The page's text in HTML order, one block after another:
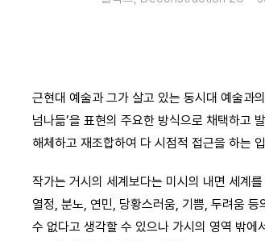
근현대 예술과 그가 살고 있는 동시대 예술과
넘나듦’을 표현의 주요한 방식으로 채택하고
해체하고 재조합하여 다 시점적 접근을 하는
작가는 거시의 세계보다는 미시의 내면 세계
열정, 분노, 연민, 당황스러움, 기쁨, 두려움
수 없다고 생각할 수 있으나 가시의 영역 밖에